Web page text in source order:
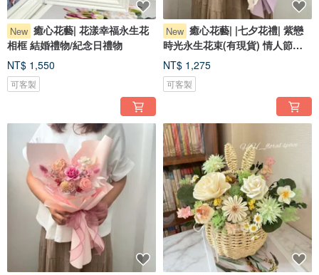
New 癒心花藝| 花漾幸福永生花
相框 結婚禮物/紀念日禮物
NT$ 1,550
可客製
New 癒心花藝| |七夕花禮| 紫戀
時光永生花束(有現貨) 情人節花
束
NT$ 1,275
可客製